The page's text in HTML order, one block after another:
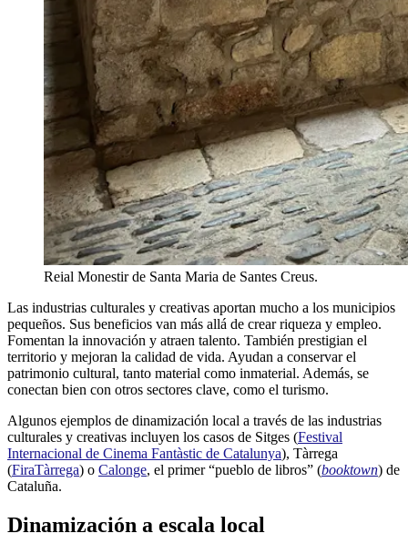
Reial Monestir de Santa Maria de Santes Creus.
Las industrias culturales y creativas aportan mucho a los municipios
pequeños. Sus beneficios van más allá de crear riqueza y empleo.
Fomentan la innovación y atraen talento. También prestigian el
territorio y mejoran la calidad de vida. Ayudan a conservar el
patrimonio cultural, tanto material como inmaterial. Además, se
conectan bien con otros sectores clave, como el turismo.
Algunos ejemplos de dinamización local a través de las industrias
culturales y creativas incluyen los casos de Sitges (Festival
Internacional de Cinema Fantàstic de Catalunya), Tàrrega
(FiraTàrrega) o Calonge, el primer “pueblo de libros” (booktown) de
Cataluña.
Dinamización a escala local